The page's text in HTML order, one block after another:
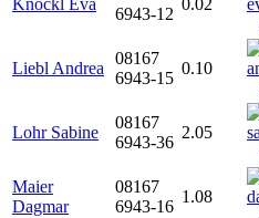
Knöckl Eva
6943-12
0.02
Liebl Andrea
08167
6943-15
0.10
Lohr Sabine
08167
6943-36
2.05
Maier
Dagmar
08167
6943-16
1.08